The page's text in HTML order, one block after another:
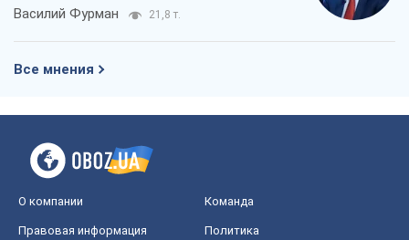
Василий Фурман 21,8 т.
Все мнения
О компании Команда
Правовая информация
Политика